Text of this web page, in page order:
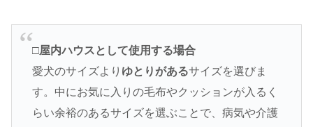
□屋内ハウスとして使用する場合
愛犬のサイズより ゆとりがあるサイズを選びま
す。中にお気に入りの毛布やクッションが入るく
らい余裕のあるサイズを選ぶことで、病気や介護